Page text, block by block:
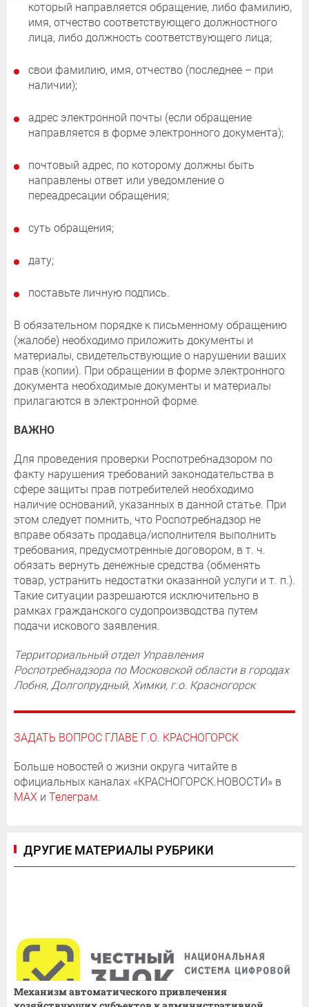
который направляется обращение, либо фамилию,
имя, отчество соответствующего должностного
лица, либо должность соответствующего лица;
свои фамилию, имя, отчество (последнее – при
наличии);
адрес электронной почты (если обращение
направляется в форме электронного документа);
почтовый адрес, по которому должны быть
направлены ответ или уведомление о
переадресации обращения;
суть обращения;
дату;
поставьте личную подпись.
В обязательном порядке к письменному обращению
(жалобе) необходимо приложить документы и
материалы, свидетельствующие о нарушении ваших
прав (копии). При обращении в форме электронного
документа необходимые документы и материалы
прилагаются в электронной форме.
ВАЖНО
Для проведения проверки Роспотребнадзором по
факту нарушения требований законодательства в
сфере защиты прав потребителей необходимо
наличие оснований, указанных в данной статье. При
этом следует помнить, что Роспотребнадзор не
вправе обязать продавца/исполнителя выполнить
требования, предусмотренные договором, в т. ч.
обязать вернуть денежные средства (обменять
товар, устранить недостатки оказанной услуги и т. п.).
Такие ситуации разрешаются исключительно в
рамках гражданского судопроизводства путем
подачи искового заявления.
Территориальный отдел Управления
Роспотребнадзора по Московской области в городах
Лобня, Долгопрудный, Химки, г.о. Красногорск
ЗАДАТЬ ВОПРОС ГЛАВЕ Г.О. КРАСНОГОРСК
Больше новостей о жизни округа читайте в
официальных каналах «КРАСНОГОРСК.НОВОСТИ» в
MAX и Телеграм.
ДРУГИЕ МАТЕРИАЛЫ РУБРИКИ
Механизм автоматического привлечения